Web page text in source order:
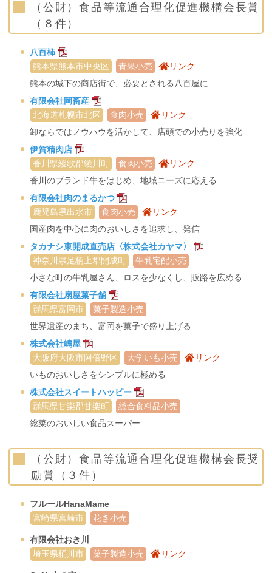
（公財）食品等流通合理化促進機構会長賞
（８件）
八百柿
熊本県熊本市中央区
青果小売
リンク
熊本の城下の商店街で、必要とされる八百屋に
有限会社岡畜産
北海道札幌市北区
食肉小売
リンク
卸ならではノウハウを活かして、店頭での小売りを強化
伊賀精肉店
香川県綾歌郡綾川町
食肉小売
リンク
香川のブランド牛をはじめ、地域ニーズに応える
有限会社肉のまるかつ
鹿児島県出水市
食肉小売
リンク
国産肉を中心に肉のおいしさを追求し、発信
タカナシ東開成直売店〈株式会社カヤマ〉
神奈川県足柄上郡開成町
牛乳宅配小売
小さな町の牛乳屋さん、ロスを少なくし、販路を広める
有限会社扇屋菓子舗
群馬県富岡市
菓子製造小売
世界遺産のまち、富岡を菓子で盛り上げる
株式会社嶋屋
大阪府大阪市阿倍野区
大学いも小売
リンク
いものおいしさをシンプルに極める
株式会社スイートハッピー
群馬県甘楽郡甘楽町
総合食料品小売
総菜のおいしい食品スーパー
（公財）食品等流通合理化促進機構会長奨
励賞（３件）
フルールHanaMame
宮崎県宮崎市
花き小売
有限会社おき川
埼玉県桶川市
菓子製造小売 リンク